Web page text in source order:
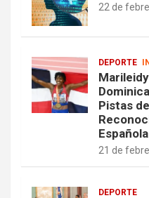
22 de
DEPORTE
Pistas
Española
21 de
DEPORTE